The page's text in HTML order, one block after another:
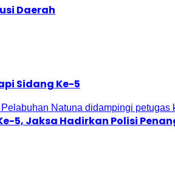
Daerah
Sidang Ke-5
5, Jaksa Hadirkan Polisi